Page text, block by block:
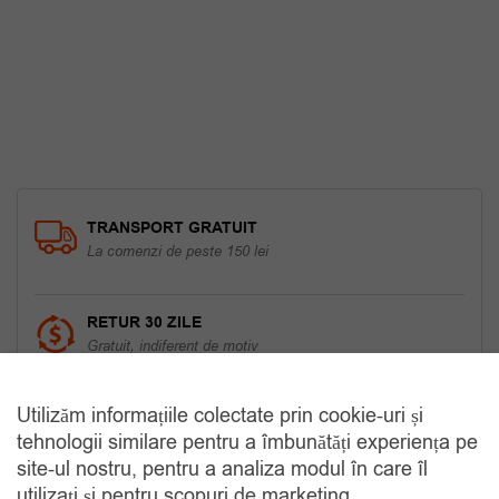
TRANSPORT GRATUIT
La comenzi de peste 150 lei
RETUR 30 ZILE
Gratuit, indiferent de motiv
COMANDA TELEFONIC
Tel. 0770420114
Utilizăm informațiile colectate prin cookie-uri și
tehnologii similare pentru a îmbunătăți experiența pe
site-ul nostru, pentru a analiza modul în care îl